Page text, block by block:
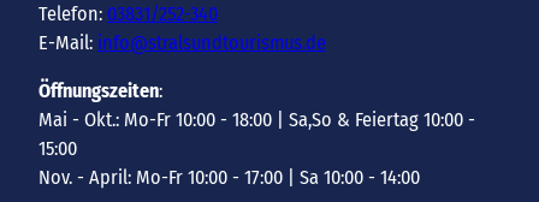
Telefon: 03831/252-340
E-Mail: info@stralsundtourismus.de
Öffnungszeiten:
Mai - Okt.: Mo-Fr 10:00 - 18:00 | Sa,So & Feiertag 10:00 -
15:00
Nov. - April: Mo-Fr 10:00 - 17:00 | Sa 10:00 - 14:00